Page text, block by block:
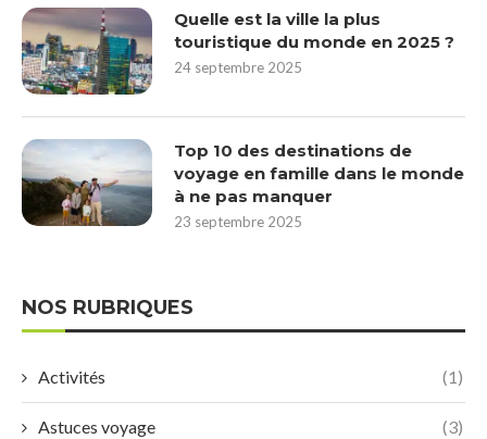
Quelle est la ville la plus
touristique du monde en 2025 ?
24 septembre 2025
Top 10 des destinations de
voyage en famille dans le monde
à ne pas manquer
23 septembre 2025
NOS RUBRIQUES
Activités (1)
Astuces voyage (3)